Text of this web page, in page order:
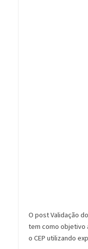
O post Validação
tem como objetivo
o CEP utilizando